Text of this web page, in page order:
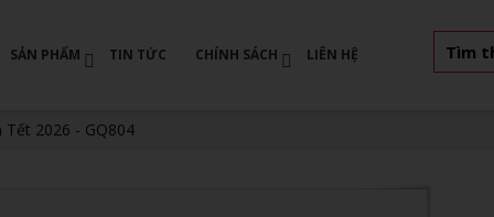
SẢN PHẨM TIN TỨC CHÍNH SÁCH LIÊN HỆ Tìm
Tết 2026 - GQ804